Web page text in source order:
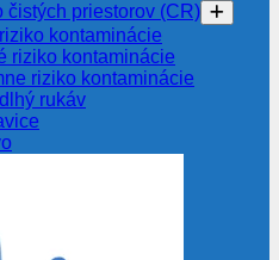
čistých priestorov (CR)
kontaminácie
riziko kontaminácie
riziko kontaminácie
rukáv